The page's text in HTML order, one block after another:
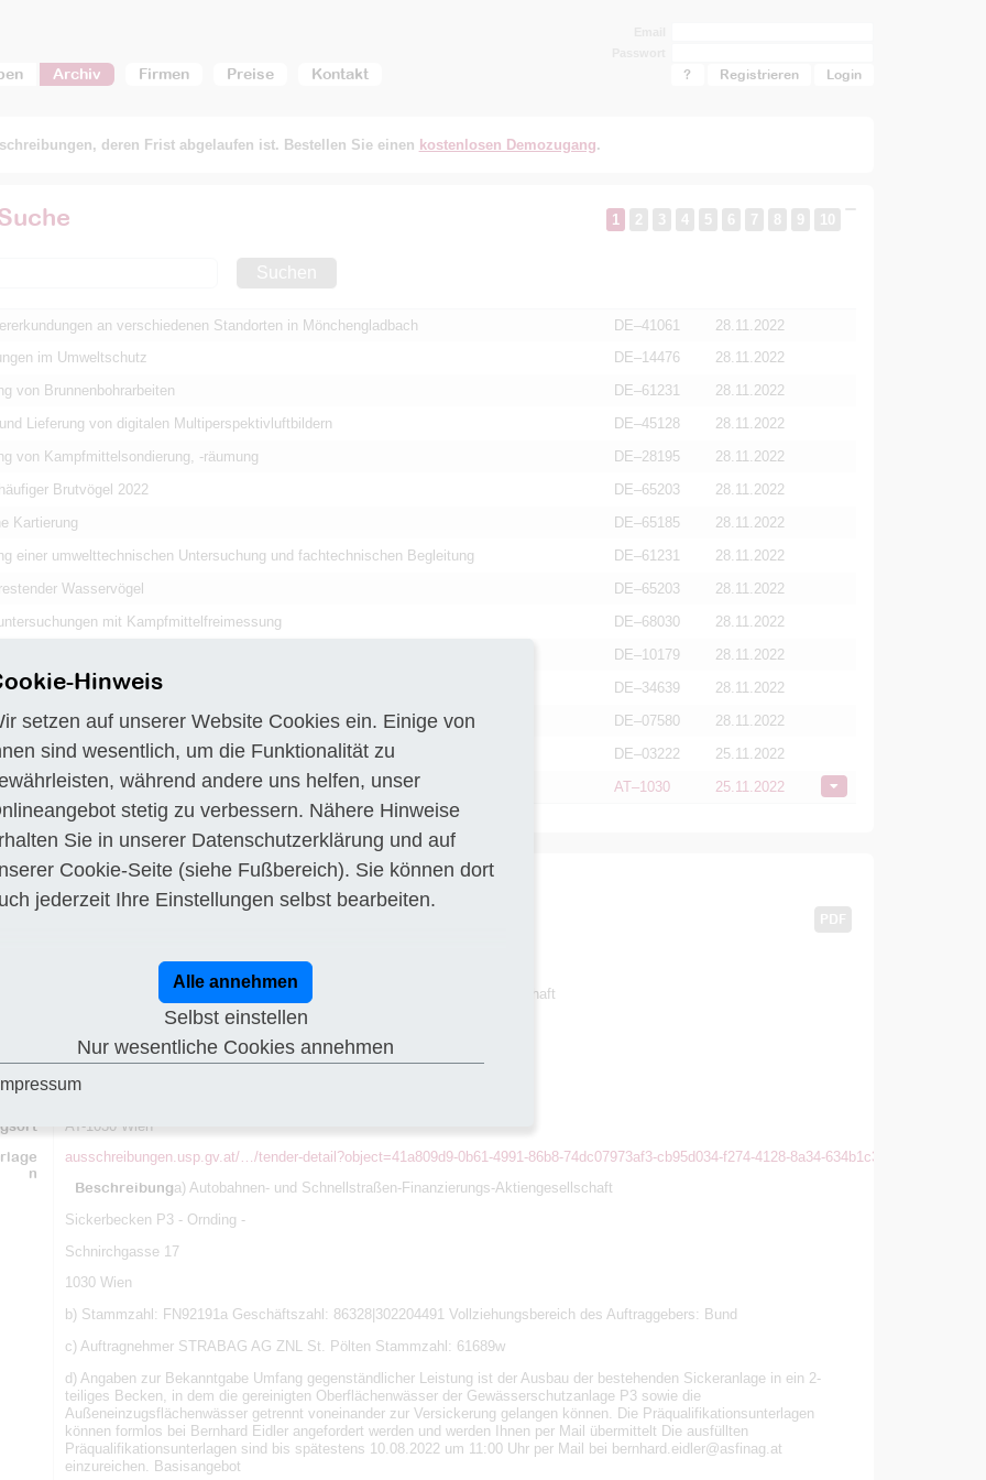
Archiv Firmen Preise Kontakt ? Registrieren
deren Frist abgelaufen ist. Bestellen Sie einen kostenlosen Demozugang.
1 2 3 4 5 6 7 8 9 10
Suchen
an verschiedenen Standorten in Mönchengladbach DE–41061
28.11.2022
im Umweltschutz
DE–14476
28.11.2022
von Brunnenbohrarbeiten
DE–61231
28.11.2022
Lieferung von digitalen Multiperspektivluftbildern
DE–45128
28.11.2022
von Kampfmittelsondierung, -räumung
DE–28195
28.11.2022
Brutvögel 2022
DE–65203
28.11.2022
Kartierung
DE–65185
28.11.2022
einer umwelttechnischen Untersuchung und fachtechnischen Begleitung
DE–61231
28.11.2022
Wasservögel
DE–65203
28.11.2022
mit Kampfmittelfreimessung
DE–68030
28.11.2022
von verseuchtem Boden
DE–10179
28.11.2022
DE–34639
28.11.2022
Begleitung von geplanten Baumaßnahmen sowie Prüfungen
DE–07580
28.11.2022
Kohlebunker I und II
DE–03222
25.11.2022
Sickeranlage
AT–1030 25.11.2022
Titel PDF
Ausbau der bestehenden Sickeranlage
Bauauftrag (VOB)
ASFINAG Autobahnen- und Schnellstraßen-Finanzierungs-Aktiengesellschaft
Schnirchgasse 17
STRABAG AG Hochbau St. Pölten
Ernst Maerker-Straße 20
3105 St. Pölten
AT-1030 Wien
n
ausschreibungen.usp.gv.at/…/tender-detail?object=41a809d9-0b61-4991-86b8-74dc07973af3-cb95d034-f274-4128-8a34-634b1c37b019
Beschreibunga) Autobahnen- und Schnellstraßen-Finanzierungs-Aktiengesellschaft
Sickerbecken P3 - Ornding -
Schnirchgasse 17
1030 Wien
b) Stammzahl: FN92191a Geschäftszahl: 86328|302204491 Vollziehungsbereich des Auftraggebers: Bund
c) Auftragnehmer STRABAG AG ZNL St. Pölten Stammzahl: 61689w
d) Angaben zur Bekanntgabe Umfang gegenständlicher Leistung ist der Ausbau der bestehenden Sickeranlage in ein 2-
teiliges Becken, in dem die gereinigten Oberflächenwässer der Gewässerschutzanlage P3 sowie die
Außeneinzugsflächenwässer getrennt voneinander zur Versickerung gelangen können. Die Präqualifikationsunterlagen
können formlos bei Bernhard Eidler angefordert werden und werden Ihnen per Mail übermittelt Die ausfüllten
Präqualifikationsunterlagen sind bis spätestens 10.08.2022 um 11:00 Uhr per Mail bei bernhard.eidler@asfinag.at
einzureichen. Basisangebot
Hinweis
setzen auf unserer Website Cookies ein. Einige von
sind wesentlich, um die Funktionalität zu
während andere uns helfen, unser
stetig zu verbessern. Nähere Hinweise
Sie in unserer Datenschutzerklärung und auf
Cookie-Seite (siehe Fußbereich). Sie können dort
jederzeit Ihre Einstellungen selbst bearbeiten.
Alle annehmen
Selbst einstellen
Nur wesentliche Cookies annehmen
Impressum